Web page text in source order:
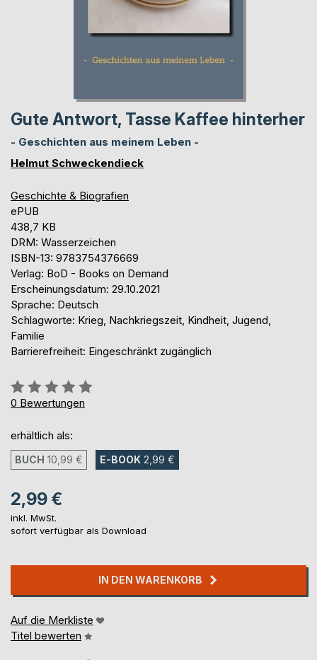
Gute Antwort, Tasse Kaffee hinterher
- Geschichten aus meinem Leben -
Helmut Schweckendieck
Geschichte & Biografien
ePUB
438,7 KB
DRM: Wasserzeichen
ISBN-13: 9783754376669
Verlag: BoD - Books on Demand
Erscheinungsdatum: 29.10.2021
Sprache: Deutsch
Schlagworte: Krieg, Nachkriegszeit, Kindheit, Jugend,
Familie
Barrierefreiheit: Eingeschränkt zugänglich
Bewertung::
0%
0 Bewertungen
erhältlich als:
BUCH 10,99 € E-BOOK 2,99 €
2,99 €
inkl. MwSt.
sofort verfügbar als Download
IN DEN WARENKORB
Auf die Merkliste
Titel bewerten